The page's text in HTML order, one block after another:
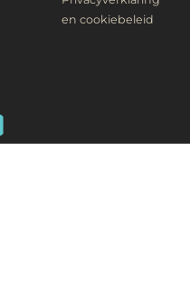
en cookiebeleid